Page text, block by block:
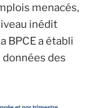
menacés,
inédit
BPCE a établi
des